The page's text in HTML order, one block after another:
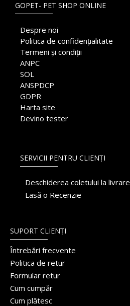
GOPET- PET SHOP ONLINE
Despre noi
Politica de confidențialitate
Termeni și condiții
ANPC
SOL
ANSPDCP
GDPR
Harta site
Devino tester
SERVICII PENTRU CLIENȚI
Deschiderea coletului la livrare
Lasă o Recenzie
SUPORT CLIENȚI
Întrebări frecvente
Politica de retur
Formular retur
Cum cumpăr
Cum plătesc